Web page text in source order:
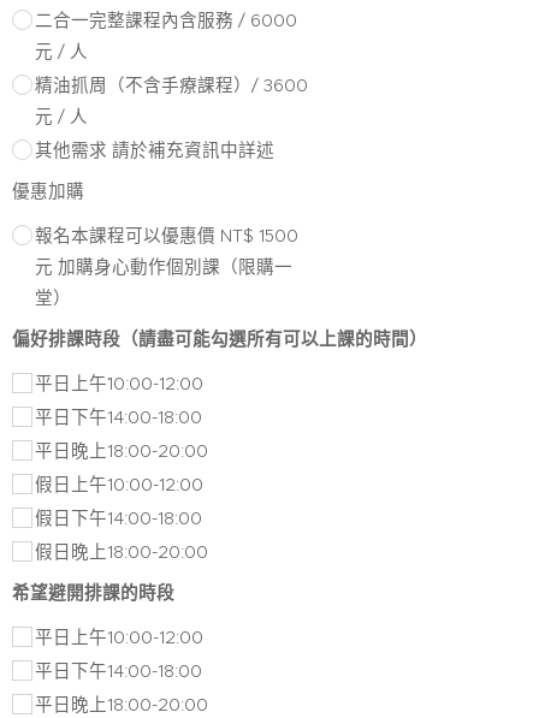
二合一完整課程內含服務 / 6000
元 / 人
精油抓周（不含手療課程）/ 3600
元 / 人
其他需求 請於補充資訊中詳述
優惠加購
報名本課程可以優惠價 NT$ 1500
元 加購身心動作個別課（限購一
堂）
偏好排課時段（請盡可能勾選所有可以上課的時間）
平日上午˙˙10:00-12:00
平日下午14:00-18:00
平日晚上18:00-20:00
假日上午10:00-12:00
假日下午14:00-18:00
假日晚上18:00-20:00
希望避開排課的時段
平日上午10:00-12:00
平日下午14:00-18:00
平日晚上18:00-20:00